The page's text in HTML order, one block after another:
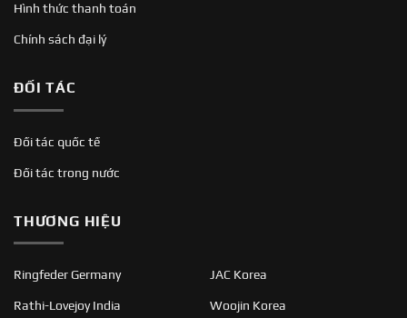
Hình thức thanh toán
Chính sách đại lý
ĐỐI TÁC
Đối tác quốc tế
Đối tác trong nước
THƯƠNG HIỆU
Ringfeder Germany
Rathi-Lovejoy India
JAC Korea
Woojin Korea